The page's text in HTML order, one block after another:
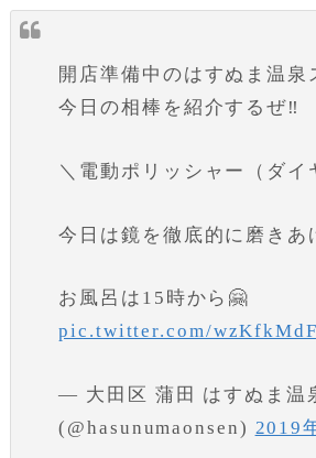
開店準備中のはすぬま温泉
今日の相棒を紹介するぜ‼️
＼電動ポリッシャー（ダイ
今日は鏡を徹底的に磨きあ
お風呂は15時から🤗
pic.twitter.com/
— 大田区 蒲田 はすぬま温
(@hasunumaonsen) 2019